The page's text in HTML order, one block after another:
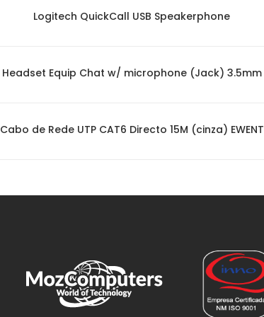
Logitech QuickCall USB Speakerphone
Headset Equip Chat w/ microphone (Jack) 3.5mm
Cabo de Rede UTP CAT6 Directo 15M (cinza) EWENT